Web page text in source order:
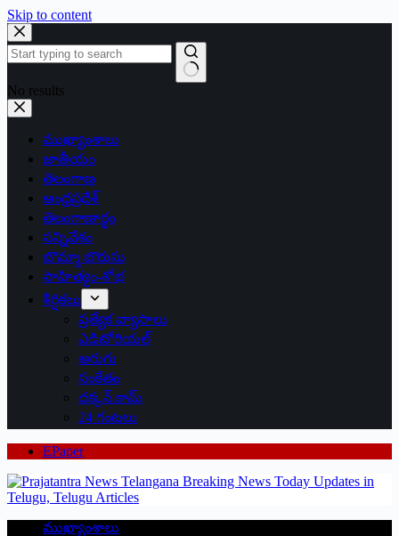
Skip to content
No results
ముఖ్యాంశాలు
జాతీయం
తెలంగాణ
ఆంధ్రప్రదేశ్
తెలంగాణార్థం
సన్నివేశం
బొమ్మా బొరుసు
సాహిత్యం-శోభ
శీర్షికలు
ప్రత్యేక వ్యాసాలు
ఎడిటోరియల్
అరుగు
సంకేతం
దక్కన్.కామ్
24 గంటలు
EPaper
ముఖ్యాంశాలు